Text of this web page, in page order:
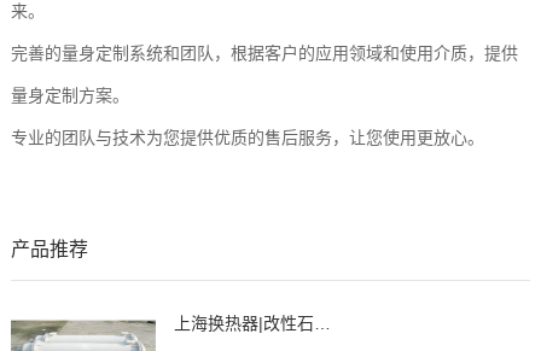
来。
完善的量身定制系统和团队，根据客户的应用领域和使用介质，提供
量身定制方案。
专业的团队与技术为您提供优质的售后服务，让您使用更放心。
产品推荐